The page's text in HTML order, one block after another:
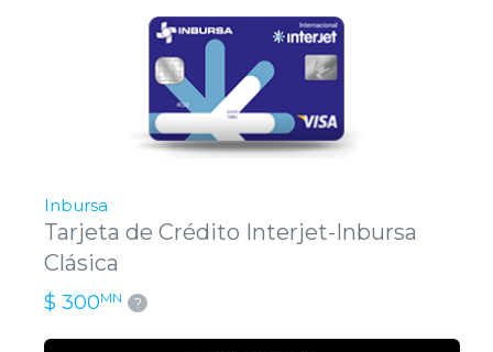
Inbursa
Tarjeta de Crédito Interjet-Inbursa
Clásica
$ 300MN ?